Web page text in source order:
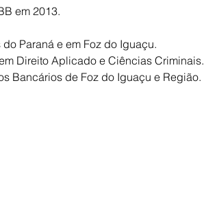
em 2013.
Paraná e em Foz do Iguaçu.
Direito Aplicado e Ciências Criminais.
Bancários de Foz do Iguaçu e Região.